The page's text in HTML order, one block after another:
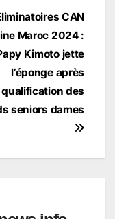
CAN
Maroc 2024 :
Kimoto jette
l’éponge après
qualification des
seniors dames